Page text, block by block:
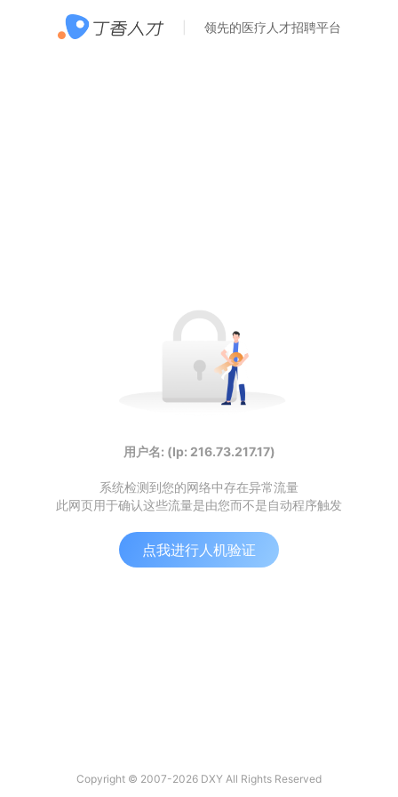
领先的医疗人才招聘平台
用户名: (Ip: 216.73.217.17)
系统检测到您的网络中存在异常流量
此网页用于确认这些流量是由您而不是自动程序触发
点我进行人机验证
Copyright © 2007-2026 DXY All Rights Reserved